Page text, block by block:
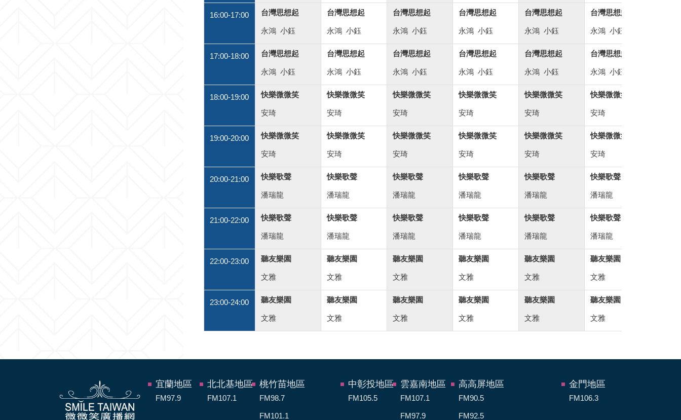
16:00-17:00 台灣思想起
永鴻 小鈺
台灣思想起
永鴻 小鈺
台灣思想起
永鴻 小鈺
台灣思想起
永鴻 小鈺
台灣思想起
永鴻 小鈺
台灣思想起
永鴻 小鈺
17:00-18:00 台灣思想起
永鴻 小鈺
台灣思想起
永鴻 小鈺
台灣思想起
永鴻 小鈺
台灣思想起
永鴻 小鈺
台灣思想起
永鴻 小鈺
台灣思想起
永鴻 小鈺
18:00-19:00 快樂微微笑
安琦
快樂微微笑
安琦
快樂微微笑
安琦
快樂微微笑
安琦
快樂微微笑
安琦
快樂微微笑
安琦
19:00-20:00 快樂微微笑
安琦
快樂微微笑
安琦
快樂微微笑
安琦
快樂微微笑
安琦
快樂微微笑
安琦
快樂微微笑
安琦
20:00-21:00 快樂歌聲
潘瑞龍
快樂歌聲
潘瑞龍
快樂歌聲
潘瑞龍
快樂歌聲
潘瑞龍
快樂歌聲
潘瑞龍
快樂歌聲
潘瑞龍
21:00-22:00 快樂歌聲
潘瑞龍
快樂歌聲
潘瑞龍
快樂歌聲
潘瑞龍
快樂歌聲
潘瑞龍
快樂歌聲
潘瑞龍
快樂歌聲
潘瑞龍
22:00-23:00 聽友樂園
文雅
聽友樂園
文雅
聽友樂園
文雅
聽友樂園
文雅
聽友樂園
文雅
聽友樂園
文雅
23:00-24:00 聽友樂園
文雅
聽友樂園
文雅
聽友樂園
文雅
聽友樂園
文雅
聽友樂園
文雅
聽友樂園
文雅
宜蘭地區
FM97.9
北北基地區
FM107.1
桃竹苗地區
FM98.7
FM101.1
中彰投地區
FM105.5
雲嘉南地區
FM107.1
FM97.9
高高屏地區
FM90.5
FM92.5
金門地區
FM106.3